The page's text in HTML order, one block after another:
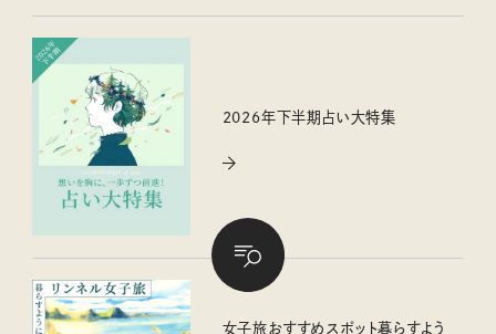
2026年下半期占い大特集
女子旅おすすめスポット暮らすよう